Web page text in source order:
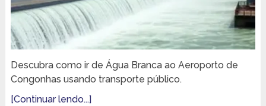
Descubra como ir de Água Branca ao Aeroporto de
Congonhas usando transporte público.
[Continuar lendo...]